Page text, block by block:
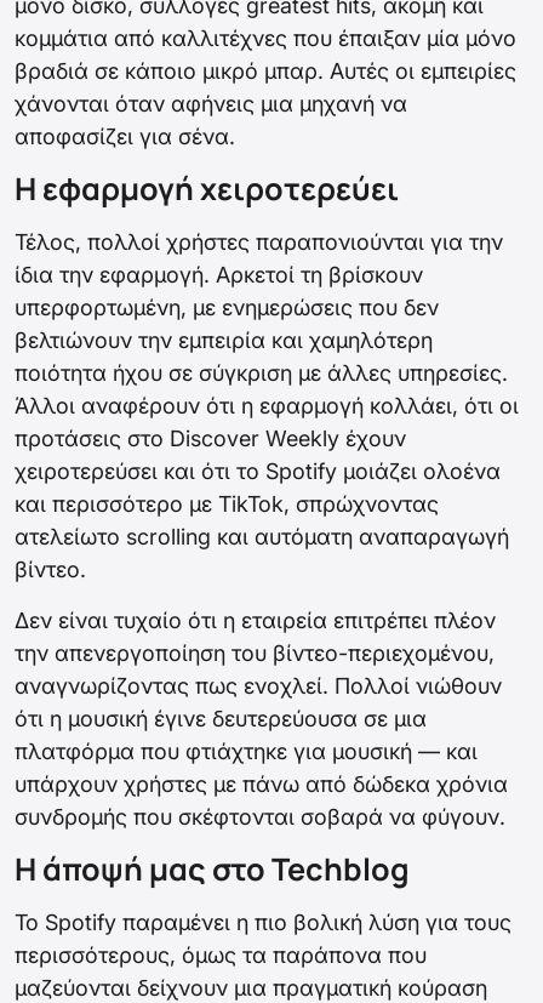
μόνο δίσκο, συλλογές greatest hits, ακόμη και
κομμάτια από καλλιτέχνες που έπαιξαν μία μόνο
βραδιά σε κάποιο μικρό μπαρ. Αυτές οι εμπειρίες
χάνονται όταν αφήνεις μια μηχανή να
αποφασίζει για σένα.
Η εφαρμογή χειροτερεύει
Τέλος, πολλοί χρήστες παραπονιούνται για την
ίδια την εφαρμογή. Αρκετοί τη βρίσκουν
υπερφορτωμένη, με ενημερώσεις που δεν
βελτιώνουν την εμπειρία και χαμηλότερη
ποιότητα ήχου σε σύγκριση με άλλες υπηρεσίες.
Άλλοι αναφέρουν ότι η εφαρμογή κολλάει, ότι οι
προτάσεις στο Discover Weekly έχουν
χειροτερεύσει και ότι το Spotify μοιάζει ολοένα
και περισσότερο με TikTok, σπρώχνοντας
ατελείωτο scrolling και αυτόματη αναπαραγωγή
βίντεο.
Δεν είναι τυχαίο ότι η εταιρεία επιτρέπει πλέον
την απενεργοποίηση του βίντεο-περιεχομένου,
αναγνωρίζοντας πως ενοχλεί. Πολλοί νιώθουν
ότι η μουσική έγινε δευτερεύουσα σε μια
πλατφόρμα που φτιάχτηκε για μουσική — και
υπάρχουν χρήστες με πάνω από δώδεκα χρόνια
συνδρομής που σκέφτονται σοβαρά να φύγουν.
Η άποψή μας στο Techblog
Το Spotify παραμένει η πιο βολική λύση για τους
περισσότερους, όμως τα παράπονα που
μαζεύονται δείχνουν μια πραγματική κούραση